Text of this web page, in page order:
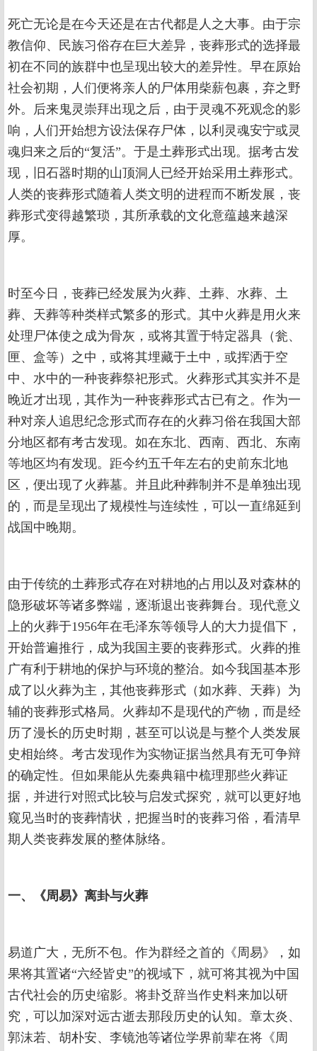
死亡无论是在今天还是在古代都是人之大事。由于宗
教信仰、民族习俗存在巨大差异，丧葬形式的选择最
初在不同的族群中也呈现出较大的差异性。早在原始
社会初期，人们便将亲人的尸体用柴薪包裹，弃之野
外。后来鬼灵崇拜出现之后，由于灵魂不死观念的影
响，人们开始想方设法保存尸体，以利灵魂安宁或灵
魂归来之后的“复活”。于是土葬形式出现。据考古发
现，旧石器时期的山顶洞人已经开始采用土葬形式。
人类的丧葬形式随着人类文明的进程而不断发展，丧
葬形式变得越繁琐，其所承载的文化意蕴越来越深
厚。
时至今日，丧葬已经发展为火葬、土葬、水葬、土
葬、天葬等种类样式繁多的形式。其中火葬是用火来
处理尸体使之成为骨灰，或将其置于特定器具（瓮、
匣、盒等）之中，或将其埋藏于土中，或挥洒于空
中、水中的一种丧葬祭祀形式。火葬形式其实并不是
晚近才出现，其作为一种丧葬形式古已有之。作为一
种对亲人追思纪念形式而存在的火葬习俗在我国大部
分地区都有考古发现。如在东北、西南、西北、东南
等地区均有发现。距今约五千年左右的史前东北地
区，便出现了火葬墓。并且此种葬制并不是单独出现
的，而是呈现出了规模性与连续性，可以一直绵延到
战国中晚期。
由于传统的土葬形式存在对耕地的占用以及对森林的
隐形破坏等诸多弊端，逐渐退出丧葬舞台。现代意义
上的火葬于1956年在毛泽东等领导人的大力提倡下，
开始普遍推行，成为我国主要的丧葬形式。火葬的推
广有利于耕地的保护与环境的整治。如今我国基本形
成了以火葬为主，其他丧葬形式（如水葬、天葬）为
辅的丧葬形式格局。火葬却不是现代的产物，而是经
历了漫长的历史时期，甚至可以说是与整个人类发展
史相始终。考古发现作为实物证据当然具有无可争辩
的确定性。但如果能从先秦典籍中梳理那些火葬证
据，并进行对照式比较与启发式探究，就可以更好地
窥见当时的丧葬情状，把握当时的丧葬习俗，看清早
期人类丧葬发展的整体脉络。
一、《周易》离卦与火葬
易道广大，无所不包。作为群经之首的《周易》，如
果将其置诸“六经皆史”的视域下，就可将其视为中国
古代社会的历史缩影。将卦爻辞当作史料来加以研
究，可以加深对远古逝去那段历史的认知。章太炎、
郭沫若、胡朴安、李镜池等诸位学界前辈在将《周